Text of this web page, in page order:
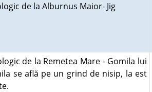
de la Alburnus Maior- Jig
de la Remetea Mare - Gomila lui
se află pe un grind de nisip, la est